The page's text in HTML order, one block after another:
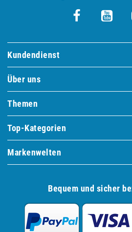
Kundendienst
Über uns
Themen
Top-Kategorien
Markenwelten
Bequem und sicher